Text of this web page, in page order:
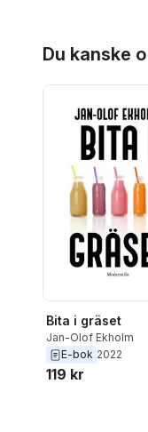
Reidar Persson,
Wikström,Mats
Du kanske
Bita i gräset
Jan-Olof Ekholm
E-bok 2022
119 kr